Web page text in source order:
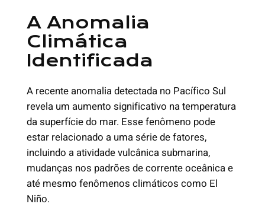
A Anomalia
Climática
Identificada
A recente anomalia detectada no Pacífico Sul
revela um aumento significativo na temperatura
da superfície do mar. Esse fenômeno pode
estar relacionado a uma série de fatores,
incluindo a atividade vulcânica submarina,
mudanças nos padrões de corrente oceânica e
até mesmo fenômenos climáticos como El
Niño.